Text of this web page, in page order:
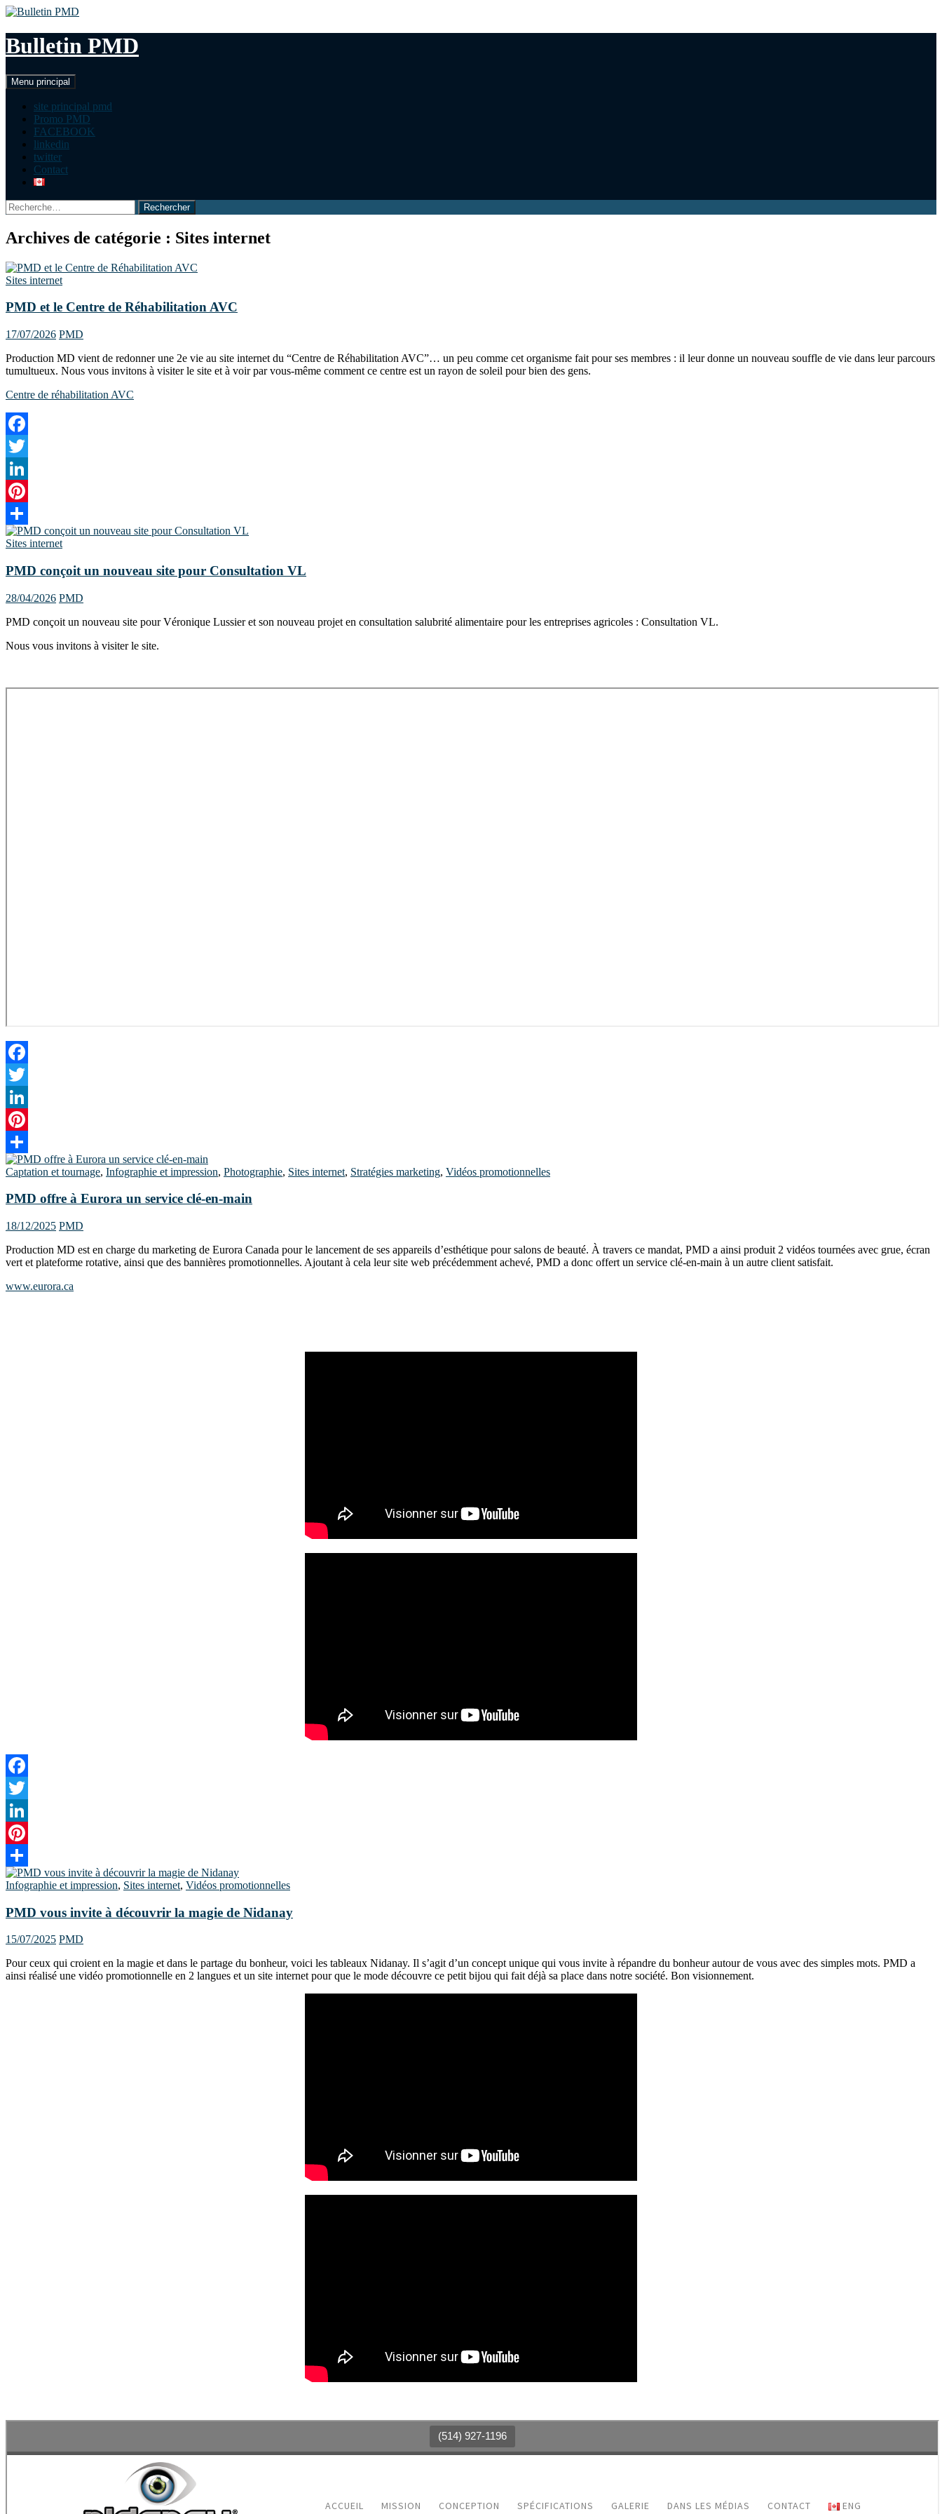
Aller
contenu
Bulletin PMD
Recherche
Menu principal
site principal pmd
Promo PMD
FACEBOOK
linkedin
twitter
Contact
Rechercher :
Archives de catégorie : Sites internet
Sites internet
PMD et le Centre de Réhabilitation AVC
17/07/2026 PMD
Production MD vient de redonner une 2e vie au site internet du “Centre de Réhabilitation AVC”… un peu comme cet organisme fait pour ses membres : il leur donne un nouveau souffle de vie dans leur parcours
tumultueux. Nous vous invitons à visiter le site et à voir par vous-même comment ce centre est un rayon de soleil pour bien des gens.
Centre de réhabilitation AVC
Facebook
Twitter
LinkedIn
Pinterest
Share
Sites internet
PMD conçoit un nouveau site pour Consultation VL
28/04/2026 PMD
PMD conçoit un nouveau site pour Véronique Lussier et son nouveau projet en consultation salubrité alimentaire pour les entreprises agricoles : Consultation VL.
Nous vous invitons à visiter le site.
Facebook
Twitter
LinkedIn
Pinterest
Share
Captation et tournage, Infographie et impression, Photographie, Sites internet, Stratégies marketing, Vidéos promotionnelles
PMD offre à Eurora un service clé-en-main
18/12/2025 PMD
Production MD est en charge du marketing de Eurora Canada pour le lancement de ses appareils d’esthétique pour salons de beauté. À travers ce mandat, PMD a ainsi produit 2 vidéos tournées avec grue, écran
vert et plateforme rotative, ainsi que des bannières promotionnelles. Ajoutant à cela leur site web précédemment achevé, PMD a donc offert un service clé-en-main à un autre client satisfait.
www.eurora.ca
Facebook
Twitter
LinkedIn
Pinterest
Share
Infographie et impression, Sites internet, Vidéos promotionnelles
PMD vous invite à découvrir la magie de Nidanay
15/07/2025 PMD
Pour ceux qui croient en la magie et dans le partage du bonheur, voici les tableaux Nidanay. Il s’agit d’un concept unique qui vous invite à répandre du bonheur autour de vous avec des simples mots. PMD a
ainsi réalisé une vidéo promotionnelle en 2 langues et un site internet pour que le mode découvre ce petit bijou qui fait déjà sa place dans notre société. Bon visionnement.